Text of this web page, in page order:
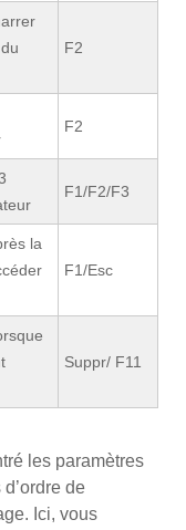
F2
F2
F1/F2/F3
la
F1/Esc
Suppr/ F11
les paramètres
de
Ici, vous